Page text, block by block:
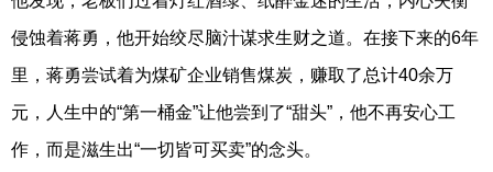
侵蚀着蒋勇，他开始绞尽脑汁谋求生财之道。在接下来的6年
里，蒋勇尝试着为煤矿企业销售煤炭，赚取了总计40余万
元，人生中的“第一桶金”让他尝到了“甜头”，他不再安心工
作，而是滋生出“一切皆可买卖”的念头。